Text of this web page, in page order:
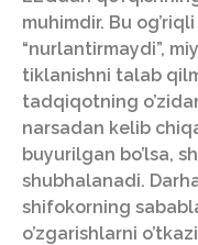
muhimdir. Bu
“nurlantirmaydi”,
tiklanishni talab
tadqiqotning
narsadan kelib
buyurilgan bo’lsa,
shubhalanadi.
shifokorning
o’zgarishlarni